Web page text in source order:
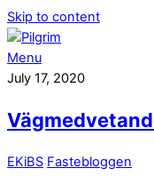
Skip to content
Menu
July 17, 2020
EKiBS Fastebloggen